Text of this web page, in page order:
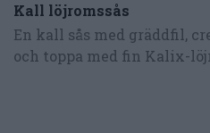
Kall löjromssås
En kall sås med gräddfil,
och toppa med fin Kalix-